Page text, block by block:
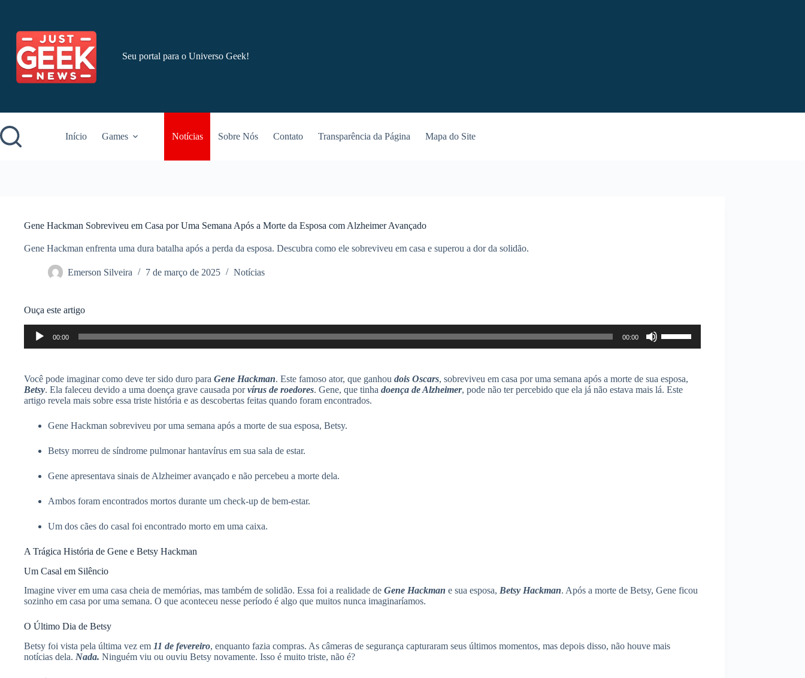
conteúdo
Seu portal para o Universo Geek!
Início Games Notícias Sobre Nós Contato Transparência da Página Mapa do Site
Gene Hackman Sobreviveu em Casa por Uma Semana Após a Morte da Esposa com Alzheimer Avançado
Gene Hackman enfrenta uma dura batalha após a perda da esposa. Descubra como ele sobreviveu em casa e superou a dor da solidão.
Emerson Silveira 7 de março de 2025 Notícias
Ouça este artigo
Tocador
áudio
00:00 00:00
as
setas
ou
para
Você pode imaginar como deve ter sido duro para Gene Hackman. Este famoso ator, que ganhou dois Oscars, sobreviveu em casa por uma semana após a morte de sua esposa,
Betsy. Ela faleceu devido a uma doença grave causada porvírus de roedores. Gene, que tinha doença de Alzheimer, pode não ter percebido que ela já não estava mais lá. Este
artigo revela mais sobre essa triste história e as descobertas feitas quando foram encontrados.
Gene Hackman sobreviveu por uma semana após a morte de sua esposa, Betsy.
Betsy morreu de síndrome pulmonar hantavírus em sua sala de estar.
Gene apresentava sinais de Alzheimer avançado e não percebeu a morte dela.
Ambos foram encontrados mortos durante um check-up de bem-estar.
Um dos cães do casal foi encontrado morto em uma caixa.
A Trágica História de Gene e Betsy Hackman
Um Casal em Silêncio
Imagine viver em uma casa cheia de memórias, mas também de solidão. Essa foi a realidade de Gene Hackman e sua esposa, Betsy Hackman. Após a morte de Betsy, Gene ficou
sozinho em casa por uma semana. O que aconteceu nesse período é algo que muitos nunca imaginaríamos.
O Último Dia de Betsy
Betsy foi vista pela última vez em 11 de fevereiro, enquanto fazia compras. As câmeras de segurança capturaram seus últimos momentos, mas depois disso, não houve mais
notícias dela. Nada. Ninguém viu ou ouviu Betsy novamente. Isso é muito triste, não é?